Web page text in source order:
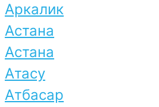
Аркалик
Астана
Астана
Атасу
Атбасар